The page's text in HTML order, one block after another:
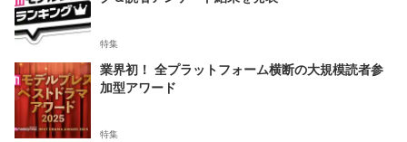
特集
業界初！ 全プラットフォーム横断の大規模読者参
加型アワード
特集